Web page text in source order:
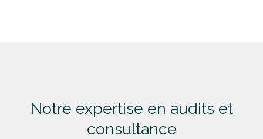
Notre expertise en audits et
consultance